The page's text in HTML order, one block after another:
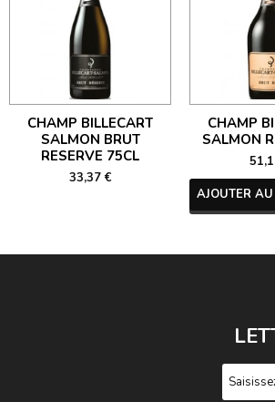
CHAMP BILLECART
SALMON BRUT
RESERVE 75CL
33,37 €
CHAMP
SALMON
AJOUTER